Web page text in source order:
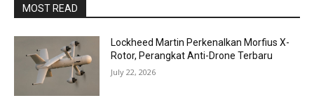
MOST READ
Lockheed Martin Perkenalkan Morfius X-
Rotor, Perangkat Anti-Drone Terbaru
July 22, 2026